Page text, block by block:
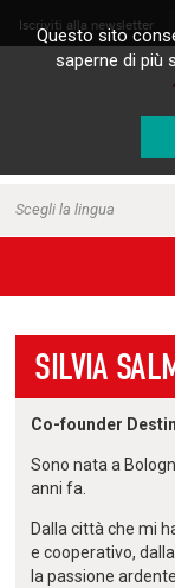
Skip to content
Iscriviti alla newsletter
Scegli la lingua
SILVIA
Co-founder
Sono nata a
anni fa.
Dalla città che mi
e cooperativo,
la passione
Questo sito
saperne di più